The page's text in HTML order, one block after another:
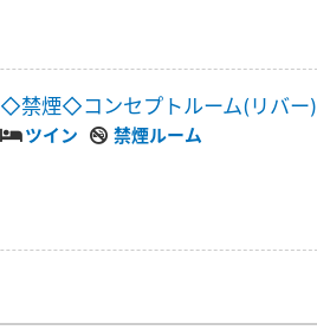
◇禁煙◇コンセプトルーム(リバー)
ツイン 禁煙ルーム